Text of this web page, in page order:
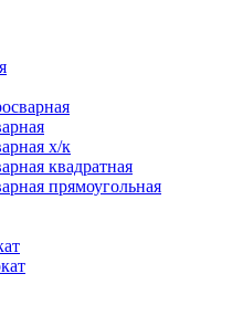
х/к
квадратная
прямоугольная